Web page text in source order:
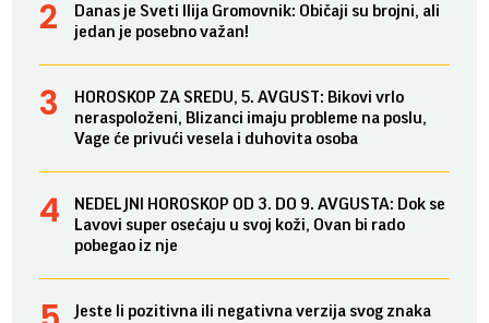
Danas je Sveti Ilija Gromovnik: Običaji su brojni, ali
jedan je posebno važan!
HOROSKOP ZA SREDU, 5. AVGUST: Bikovi vrlo
neraspoloženi, Blizanci imaju probleme na poslu,
Vage će privući vesela i duhovita osoba
NEDELJNI HOROSKOP OD 3. DO 9. AVGUSTA: Dok se
Lavovi super osećaju u svoj koži, Ovan bi rado
pobegao iz nje
Jeste li pozitivna ili negativna verzija svog znaka